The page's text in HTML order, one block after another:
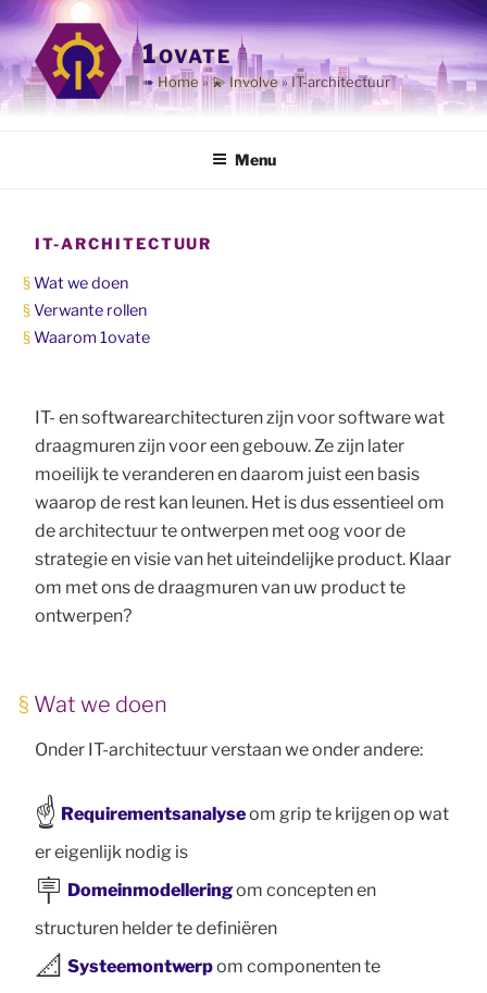
naar
de
inhoud
1ovate
➠Home»💫 Involve»IT-architectuur
Menu
IT-ARCHITECTUUR
Wat we doen
Verwante rollen
Waarom 1ovate
IT- en softwarearchitecturen zijn voor software wat
draagmuren zijn voor een gebouw. Ze zijn later
moeilijk te veranderen en daarom juist een basis
waarop de rest kan leunen. Het is dus essentieel om
de architectuur te ontwerpen met oog voor de
strategie en visie van het uiteindelijke product. Klaar
om met ons de draagmuren van uw product te
ontwerpen?
Wat we doen
Onder IT-architectuur verstaan we onder andere:
☝️ Requirementsanalyseom grip te krijgen op wat
er eigenlijk nodig is
🪧 Domeinmodelleringom concepten en
structuren helder te definiëren
📐 Systeemontwerpom componenten te